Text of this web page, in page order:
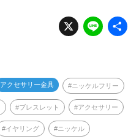
X Li
n
アクセサリー金具 ニッケルフリー
ブレスレット アクセサリー
イヤリング ニッケル